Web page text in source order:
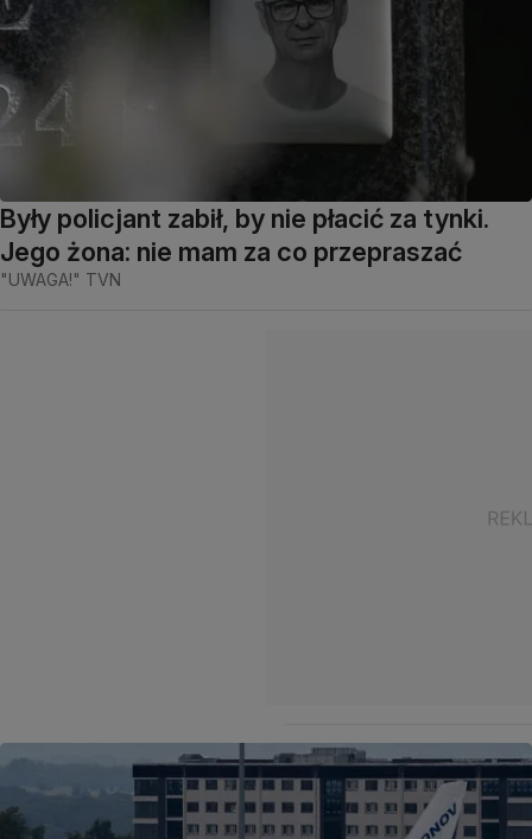
Były policjant zabił, by nie płacić za tynki.
Jego żona: nie mam za co przepraszać
"UWAGA!" TVN